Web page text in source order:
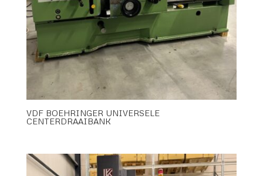
VDF BOEHRINGER UNIVERSELE
CENTERDRAAIBANK